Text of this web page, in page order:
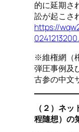
的に延期さ
訟が起こさ
https://
※維権網（
弾圧事例及
古参の中文
（２）ネ
程隨想）の